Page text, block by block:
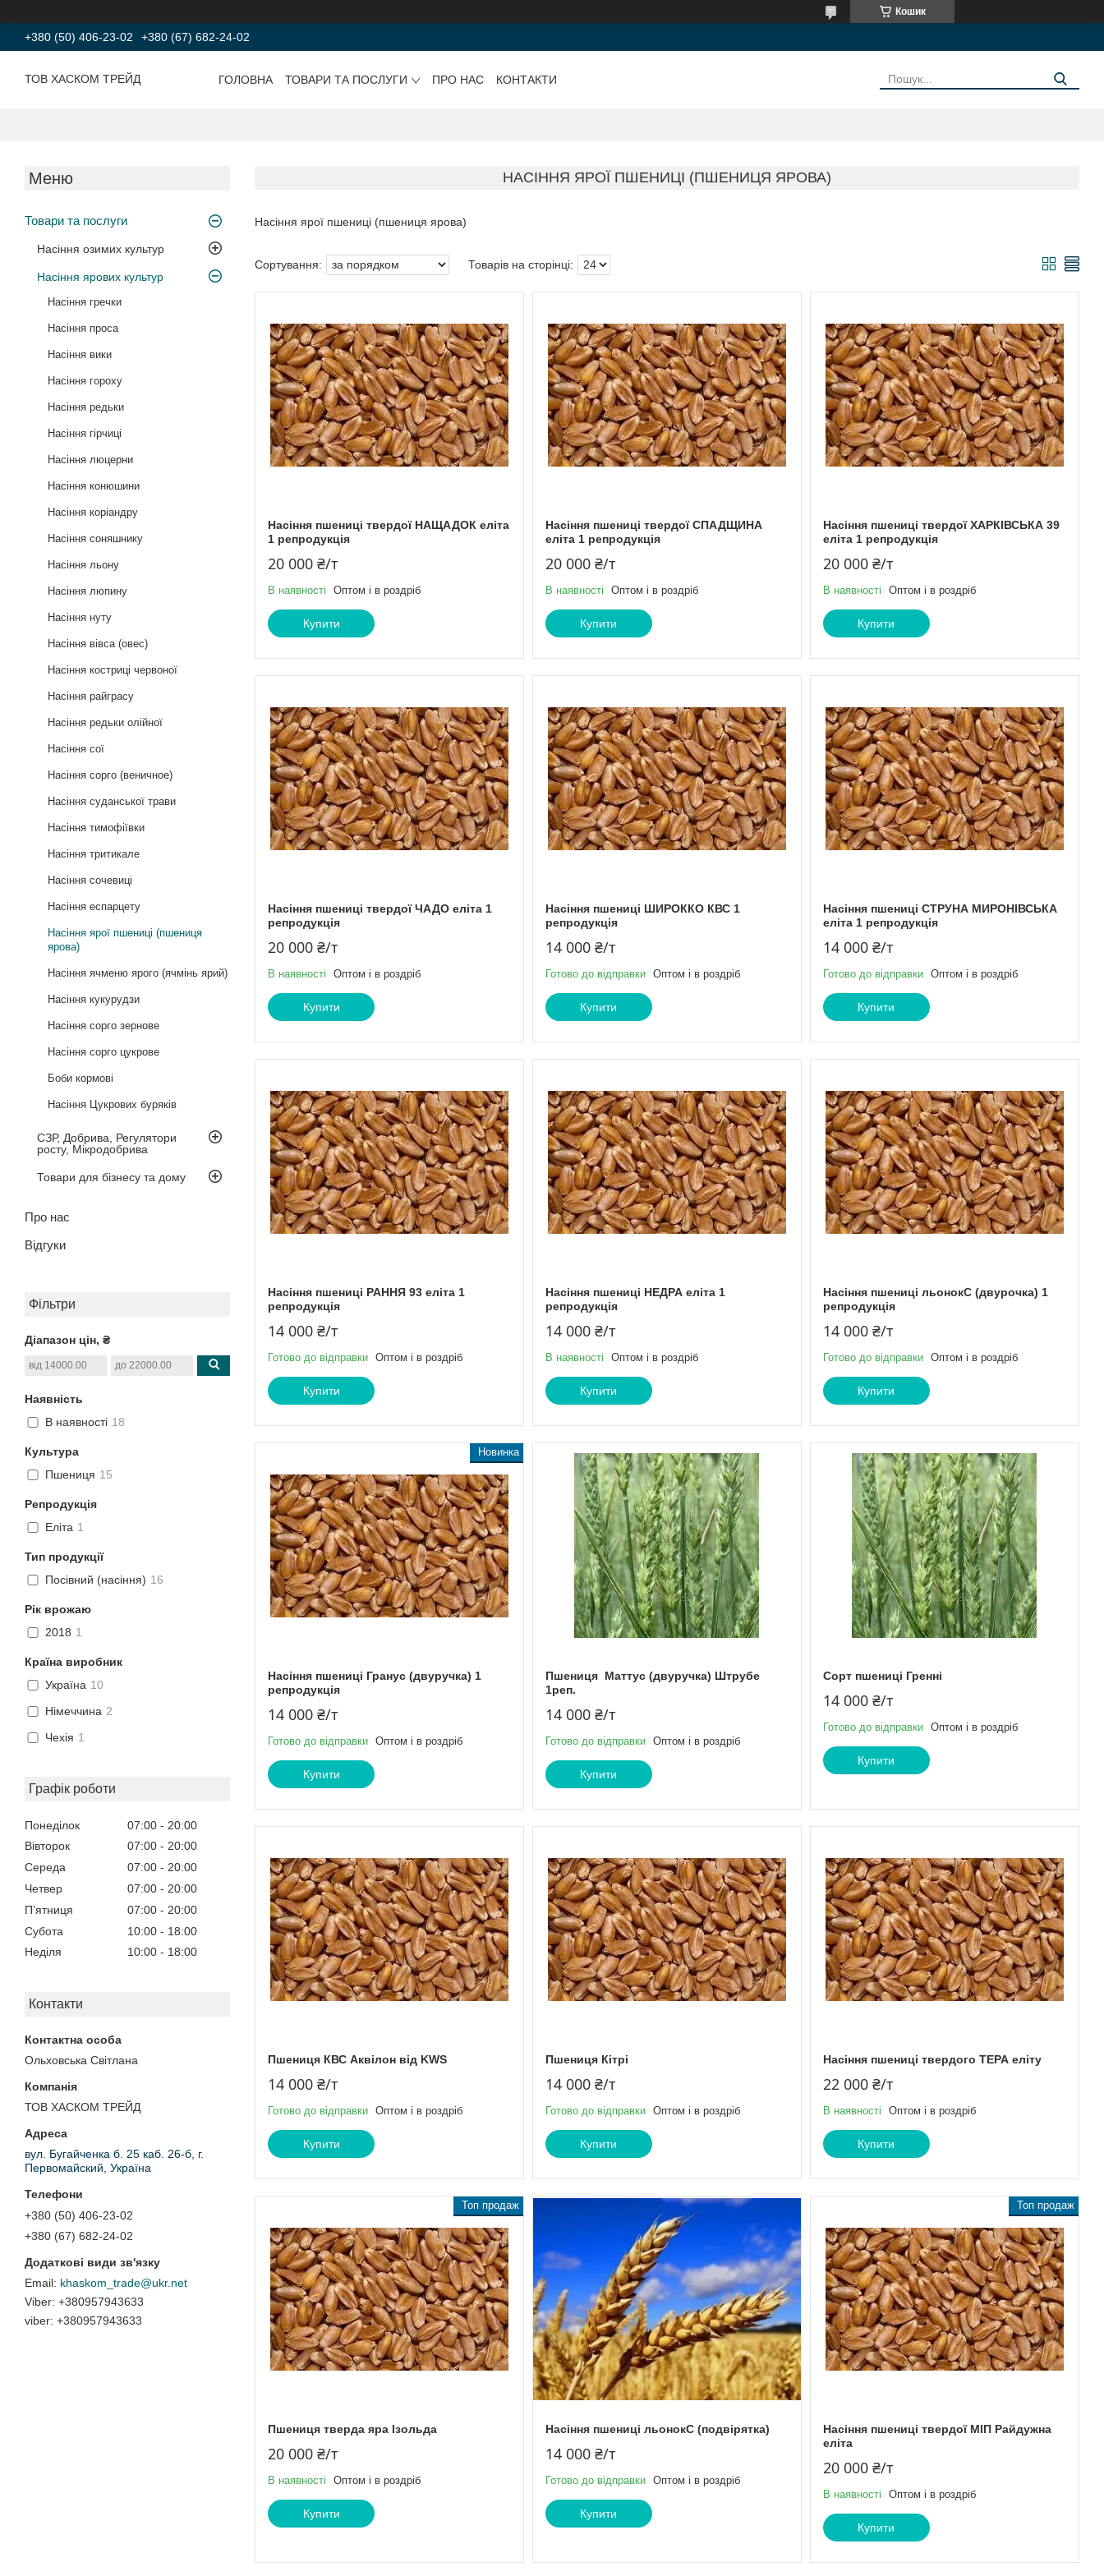
Кошик
+380 (50) 406-23-02 +380 (67) 682-24-02
ТОВ ХАСКОМ ТРЕЙД ГОЛОВНА ТОВАРИ ТА ПОСЛУГИ ПРО НАС КОНТАКТИ
Товари та послуги
Насіння озимих культур
Насіння ярових культур
Насіння гречки
Насіння проса
Насіння вики
Насіння гороху
Насіння редьки
Насіння гірчиці
Насіння люцерни
Насіння конюшини
Насіння коріандру
Насіння соняшнику
Насіння льону
Насіння люпину
Насіння нуту
Насіння вівса (овес)
Насіння костриці червоної
Насіння райграсу
Насіння редьки олійної
Насіння сої
Насіння сорго (веничное)
Насіння суданської трави
Насіння тимофіївки
Насіння тритикале
Насіння сочевиці
Насіння еспарцету
Насіння ярої пшениці (пшениця
ярова)
Насіння ячменю ярого (ячмінь ярий)
Насіння кукурудзи
Насіння сорго зернове
Насіння сорго цукрове
Боби кормові
Насіння Цукрових буряків
СЗР, Добрива, Регулятори
росту, Мікродобрива
Товари для бізнесу та дому
Про нас
Відгуки
Фільтри
Діапазон цін, ₴
Наявність
В наявності 18
Культура
Пшениця 15
Репродукція
Еліта 1
Тип продукції
Посівний (насіння) 16
Рік врожаю
2018 1
Країна виробник
Україна 10
Німеччина 2
Чехія 1
Графік роботи
Понеділок 07:00
20:00
Вівторок
07:00
20:00
Середа
07:00
20:00
Четвер
07:00
20:00
Пʼятниця
07:00
20:00
Субота
10:00
18:00
Неділя
10:00 18:00
Контакти
Ольховська Світлана
ТОВ ХАСКОМ ТРЕЙД
вул. Бугайченка б. 25 каб. 26-б, г.
Первомайский, Україна
+380 (50) 406-23-02
+380 (67) 682-24-02
khaskom_trade@ukr.net
+380957943633
viber +380957943633
НАСІННЯ ЯРОЇ ПШЕНИЦІ (ПШЕНИЦЯ ЯРОВА)
Насіння ярої пшениці (пшениця ярова)
Насіння пшениці твердої НАЩАДОК еліта
1 репродукція
20 000 ₴/т
В наявності Оптом і в роздріб
Купити
Насіння пшениці твердої СПАДЩИНА
еліта 1 репродукція
20 000 ₴/т
В наявності Оптом і в роздріб
Купити
Насіння пшениці твердої ХАРКІВСЬКА 39
еліта 1 репродукція
20 000 ₴/т
В наявності Оптом і в роздріб
Купити
Насіння пшениці твердої ЧАДО еліта 1
репродукція
20 000 ₴/т
В наявності Оптом і в роздріб
Купити
Насіння пшениці ШИРОККО КВС 1
репродукція
14 000 ₴/т
Готово до відправки Оптом і в роздріб
Купити
Насіння пшениці СТРУНА МИРОНІВСЬКА
еліта 1 репродукція
14 000 ₴/т
Готово до відправки Оптом і в роздріб
Купити
Насіння пшениці РАННЯ 93 еліта 1
репродукція
14 000 ₴/т
Готово до відправки Оптом і в роздріб
Купити
Насіння пшениці НЕДРА еліта 1
репродукція
14 000 ₴/т
В наявності Оптом і в роздріб
Купити
Насіння пшениці льонокС (двурочка) 1
репродукція
14 000 ₴/т
Готово до відправки Оптом і в роздріб
Купити
Новинка
Насіння пшениці Гранус (двуручка) 1
репродукція
14 000 ₴/т
Готово до відправки Оптом і в роздріб
Купити
Пшениця Маттус (двуручка) Штрубе
1реп.
14 000 ₴/т
Готово до відправки Оптом і в роздріб
Купити
Сорт пшениці Гренні
14 000 ₴/т
Готово до відправки Оптом і в роздріб
Купити
Пшениця КВС Аквілон від KWS
14 000 ₴/т
Готово до відправки Оптом і в роздріб
Купити
Пшениця Кітрі
14 000 ₴/т
Готово до відправки Оптом і в роздріб
Купити
Насіння пшениці твердого ТЕРА еліту
22 000 ₴/т
В наявності Оптом і в роздріб
Купити
Топ продаж
Пшениця тверда яра Ізольда
20 000 ₴/т
В наявності Оптом і в роздріб
Купити
Насіння пшениці льонокС (подвірятка)
14 000 ₴/т
Готово до відправки Оптом і в роздріб
Купити
Топ продаж
Насіння пшениці твердої МІП Райдужна
еліта
20 000 ₴/т
В наявності Оптом і в роздріб
Купити